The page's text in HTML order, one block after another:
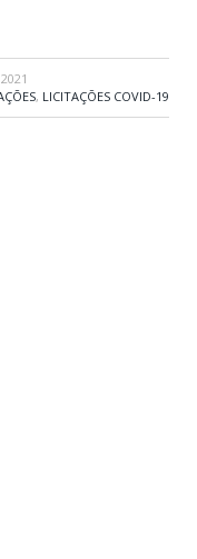
, LICITAÇÕES COVID-19